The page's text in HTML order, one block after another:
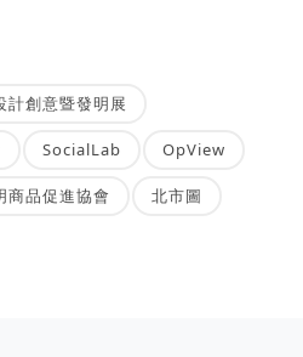
計創意暨發明展
SocialLab OpView
商品促進協會 北市圖